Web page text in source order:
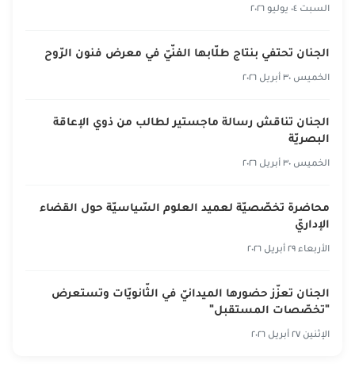
السبت ٠٤ يوليو ٢٠٢٦
الجنان تحتفي بنتاج طلّابها الفنّيّ في معرض فنون الرّوح
الخميس ٣٠ أبريل ٢٠٢٦
الجنان تناقش رسالة ماجستير لطالب من ذوي الإعاقة
البصريّة
الخميس ٣٠ أبريل ٢٠٢٦
محاضرة تخصّصيّة لعميد العلوم السّياسيّة حول القضاء
الإداريّ
الأربعاء ٢٩ أبريل ٢٠٢٦
الجنان تعزّز حضورها الميدانيّ في الثّانويّات وتستعرض
"تخصّصات المستقبل"
الإثنين ٢٧ أبريل ٢٠٢٦